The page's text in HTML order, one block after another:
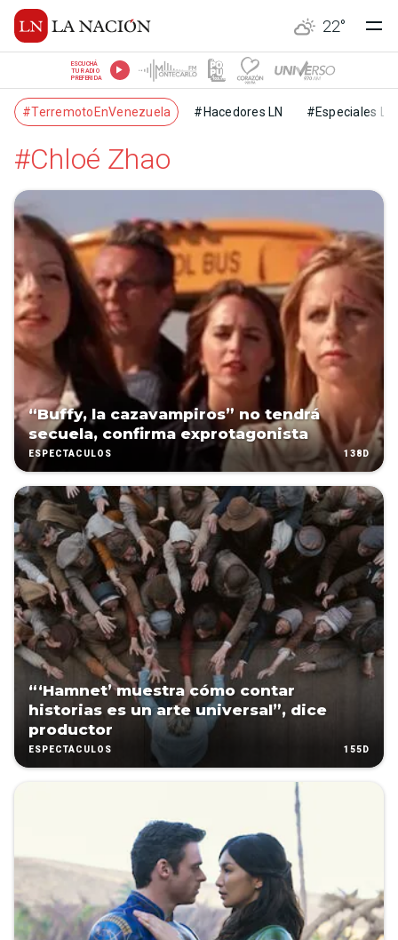
22°
ESCUCHÁ
TU RADIO
PREFERIDA
#TerremotoEnVenezuela #Hacedores LN #Especiales LN
#Chloé Zhao
“Buffy, la cazavampiros” no tendrá
secuela, confirma exprotagonista
ESPECTÁCULOS 138D
“‘Hamnet’ muestra cómo contar
historias es un arte universal”, dice
productor
ESPECTÁCULOS 155D